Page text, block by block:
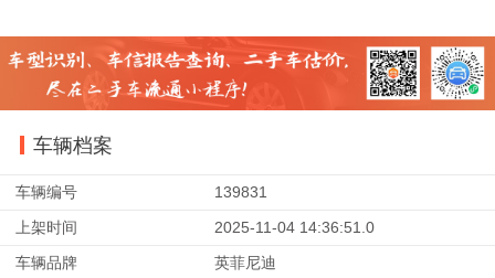
车辆档案
车辆编号
139831
上架时间
2025-11-04 14:36:51.0
车辆品牌
英菲尼迪